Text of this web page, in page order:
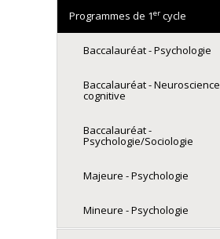
Programmes de 1er cycle
Baccalauréat - Psychologie
Baccalauréat - Neuroscience
cognitive
Baccalauréat -
Psychologie/Sociologie
Majeure - Psychologie
Mineure - Psychologie